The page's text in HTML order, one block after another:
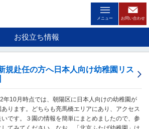
メニュー お問い合わせ
お役立ち情報
新規赴任の方へ日本人向け幼稚園リス
年10月時点では、朝陽区に日本人向けの幼稚園が
あります。どちらも亮馬橋エリアにあり、アクセス
いです。３園の情報を簡単にまとめましたので、参